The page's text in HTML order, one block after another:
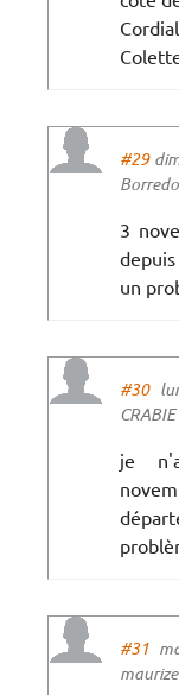
#29
3
un
#30
je
#31